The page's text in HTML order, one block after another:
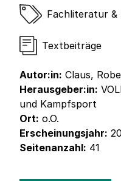
Fachliteratur &
Textbeiträge
Autor:in: Claus,
Herausgeber:in:
und Kampfsport
Ort: o.O.
Erscheinungsjahr:
Seitenanzahl: 41